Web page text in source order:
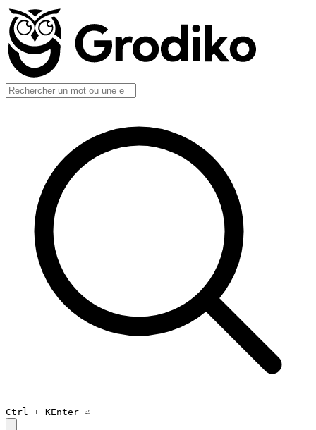
Ctrl + KEnter ⏎